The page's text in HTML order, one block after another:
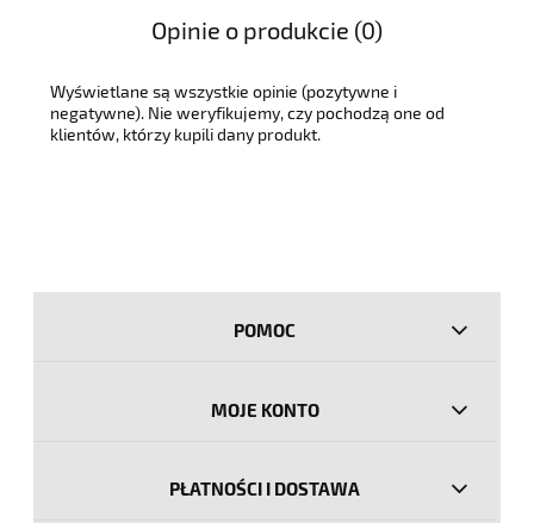
Opinie o produkcie (0)
Wyświetlane są wszystkie opinie (pozytywne i
negatywne). Nie weryfikujemy, czy pochodzą one od
klientów, którzy kupili dany produkt.
POMOC
MOJE KONTO
PŁATNOŚCI I DOSTAWA